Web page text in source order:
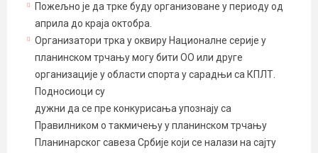
Пожељно је да трке буду организоване у периоду од
априла до краја октобра.
Организатори трка у оквиру Националне серије у
планинском трчању могу бити ОО или друге
организације у области спорта у сарадњи са КПЛТ.
Подносиоци су
дужни да се пре конкурисања упознају са
Правилником о такмичењу у планинском трчању
Планинарског савеза Србије који се налази на сајту